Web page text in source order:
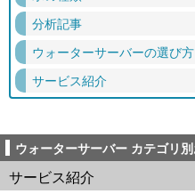
分析記事
ウォーターサーバーの選び方
サービス紹介
ウォーターサーバー カテゴリ
サービス紹介